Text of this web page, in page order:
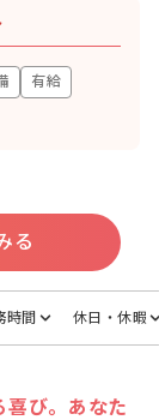
有給
る
時間 休日・休暇
喜び。あなた